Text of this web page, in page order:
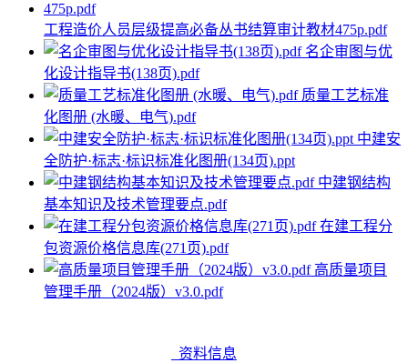
工程造价人员层级提高必备丛书结算审计教材475p.pdf
名企审图与优
化设计指导书(138页).pdf
质量工艺标准
化图册 (水暖、电气).pdf
中建安
全防护·标志·标识标准化图册(134页).ppt
中建钢结构
基本知识及技术管理要点.pdf
在建工程分
包资源价格信息库(271页).pdf
高质量项目
管理手册（2024版）v3.0.pdf
资料信息